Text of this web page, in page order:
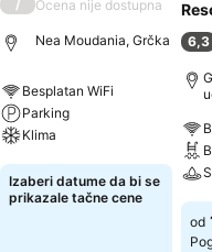
/ Ocena nije dostupna
Nea Moudania, Grčka
Besplatan WiFi
Parking
Klima
Pogledaj cene
Izaberi datume da bi se
prikazale tačne cene
6,3
od